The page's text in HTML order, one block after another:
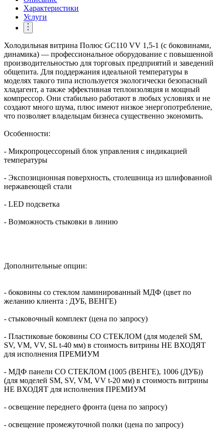
Характеристики
Услуги
Холодильная витрина Полюс GC110 VV 1,5-1 (с боковинами,
динамика) — профессиональное оборудование с повышенной
производительностью для торговых предприятий и заведений
общепита. Для поддержания идеальной температуры в
моделях такого типа используется экологически безопасный
хладагент, а также эффективная теплоизоляция и мощный
компрессор. Они стабильно работают в любых условиях и не
создают много шума, плюс имеют низкое энергопотребление,
что позволяет владельцам бизнеса существенно экономить.
Особенности:
- Микропроцессорный блок управления с индикацией
температуры
- Экспозиционная поверхность, столешница из шлифованной
нержавеющей стали
- LED подсветка
- Возможность стыковки в линию
Дополнительные опции:
- боковины со стеклом ламинированный МДФ (цвет по
желанию клиента : ДУБ, ВЕНГЕ)
- стыковочный комплект (цена по запросу)
- Пластиковые боковины СО СТЕКЛОМ (для моделей SM,
SV, VM, VV, SL t-40 мм) в стоимость витрины НЕ ВХОДЯТ
для исполнения ПРЕМИУМ
- МДФ панели СО СТЕКЛОМ (1005 (ВЕНГЕ), 1006 (ДУБ))
(для моделей SM, SV, VM, VV t-20 мм) в стоимость витрины
НЕ ВХОДЯТ для исполнения ПРЕМИУМ
- освещение переднего фронта (цена по запросу)
- освещение промежуточной полки (цена по запросу)